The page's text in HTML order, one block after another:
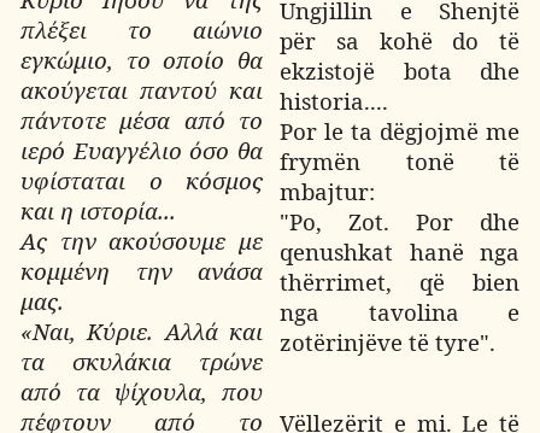
πλέξει το αιώνιο
εγκώμιο, το οποίο θα
ακούγεται παντού και
πάντοτε μέσα από το
ιερό Ευαγγέλιο όσο θα
υφίσταται ο κόσμος
και η ιστορία...
Ας την ακούσουμε με
κομμένη την ανάσα
μας.
«Ναι, Κύριε. Αλλά και
τα σκυλάκια τρώνε
από τα ψίχουλα, που
πέφτουν από το
Ungjillin e Shenjtë
për sa kohë do të
ekzistojë bota dhe
historia....
Por le ta dëgjojmë me
frymën tonë të
mbajtur:
"Po, Zot. Por dhe
qenushkat hanë nga
thërrimet, që bien
nga tavolina e
zotërinjëve të tyre".
Vëllezërit e mi. Le të